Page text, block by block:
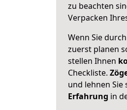
zu beachten
Verpacken
Wenn Sie
zuerst planen
stellen Ihnen
Checkliste.
und lehnen Sie
Erfahrung in